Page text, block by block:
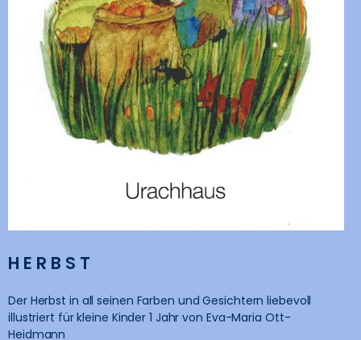
HERBST
Der Herbst in all seinen Farben und Gesichtern liebevoll
illustriert für kleine Kinder 1 Jahr von Eva-Maria Ott-
Heidmann